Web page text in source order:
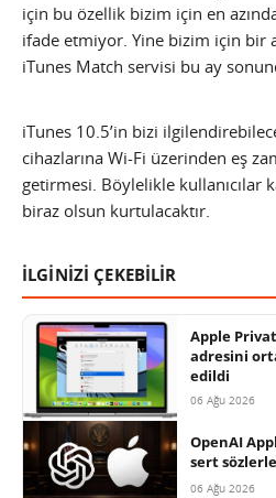
için bu özellik bizim için en
ifade etmiyor. Yine bizim için bir
iTunes Match servisi bu ay
iTunes 10.5’in bizi
cihazlarına Wi-Fi üzerinden eş
getirmesi. Böylelikle kullanıcılar
biraz olsun kurtulacaktır.
İLGİNİZİ ÇEKEBİLİR
Apple
adresini
edildi
06 Ağu 2026
OpenAI
sert sözlerle
06 Ağu 2026